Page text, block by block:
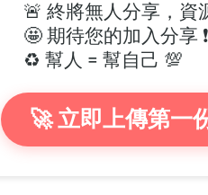
🚨 終將無人分享，資
🤩 期待您的加入分享 ❗
♻️ 幫人 = 幫自己 💯
🚀 立即上傳第一